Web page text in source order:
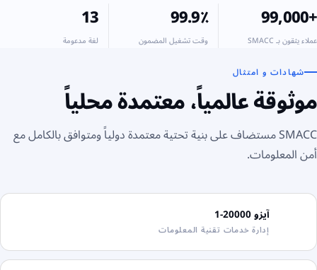
+99,000
عملاء يثقون بـ SMACC
99.9٪
وقت تشغيل المضمون
13
لغة مدعومة
شهادات و امتثال
موثوقة عالمياً، معتمدة محلياً
SMACC مستضاف على بنية تحتية معتمدة دولياً ومتوافق بالكامل مع
أمن المعلومات.
20000-1
آيزو 20000-1
إدارة خدمات تقنية المعلومات